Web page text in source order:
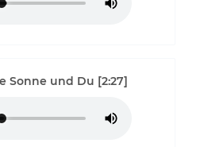
Sonne und Du [2:27]